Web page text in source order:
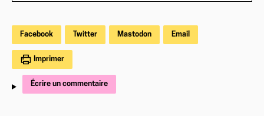
Facebook Twitter Mastodon Email
Imprimer
Écrire un commentaire